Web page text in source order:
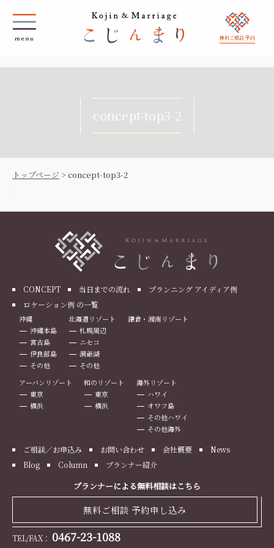
無料ご相談 予約
concept-top3-2
トップページ > concept-top3-2
CONCEPT 当日までの流れ
プランニング アイディア例
ロケーション例 の一覧
沖縄
沖縄本島
宮古島
伊良部島
その他
北海道リゾート
札幌周辺
ニセコ
洞爺湖
その他
鎌倉・湘南リゾート
アーバンリゾート
東京
横浜
和のリゾート
東京
横浜
海外リゾート
ハワイ
オワフ島
その他ハワイ
その他海外
ご相談／お申込み お問い合わせ 会社概要
News
Blog
Column プランナー紹介
プランナーによる無料相談はこちら
無料ご相談 予約申し込み
TEL/FAX： 0467-23-1088